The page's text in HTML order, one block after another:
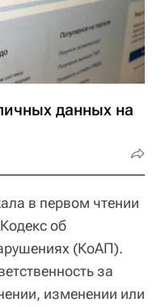
данных на
в первом чтении
об
(КоАП).
за
изменении или